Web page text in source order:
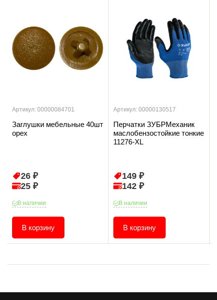
Артикул: 00000084701
Заглушки мебельные 40шт
орех
26 ₽
25 ₽
В наличии
В корзину
Артикул: 00000130517
Перчатки ЗУБРМеханик
маслобензостойкие тонкие
11276-XL
149 ₽
142 ₽
В наличии
В корзину